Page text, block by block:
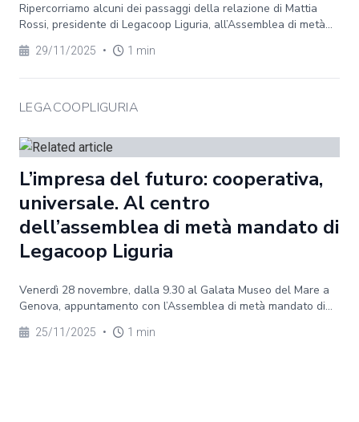
Ripercorriamo alcuni dei passaggi della relazione di Mattia
Rossi, presidente di Legacoop Liguria, all’Assemblea di metà...
29/11/2025 • 1 min
LEGACOOPLIGURIA
L’impresa del futuro: cooperativa,
universale. Al centro
dell’assemblea di metà mandato di
Legacoop Liguria
Venerdì 28 novembre, dalla 9.30 al Galata Museo del Mare a
Genova, appuntamento con l’Assemblea di metà mandato di...
25/11/2025 • 1 min